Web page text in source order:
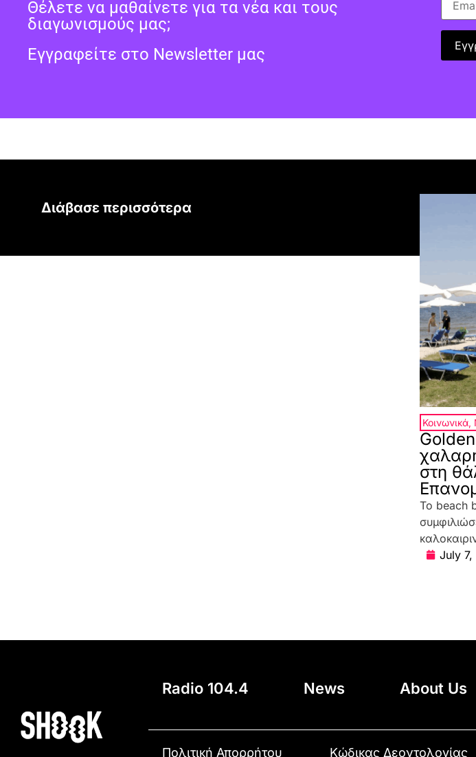
Θέλετε να μαθαίνετε για τα νέα και τους
διαγωνισμούς μας;
Εγγραφείτε στο Newsletter μας
Διάβασε περισσότερα
Κοινωνικά,
στη
Το beach
July
Radio 104.4 News About Us
Πολιτική Απορρήτου Κώδικας Δεοντολογίας